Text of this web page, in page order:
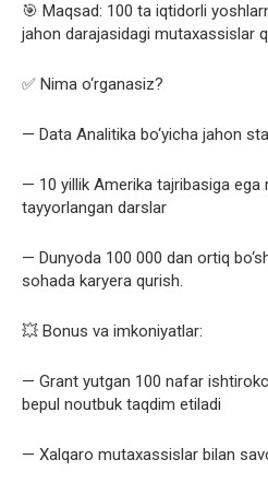
🎯 Maqsad: 100 ta iqtidorli
jahon darajasidagi mutaxassislar
✅ Nima o‘rganasiz?
— Data Analitika bo‘yicha jahon
— 10 yillik Amerika tajribasiga
tayyorlangan darslar
— Dunyoda 100 000 dan ortiq
sohada karyera qurish.
💥 Bonus va imkoniyatlar:
— Grant yutgan 100 nafar
bepul noutbuk taqdim etiladi
— Xalqaro mutaxassislar bilan